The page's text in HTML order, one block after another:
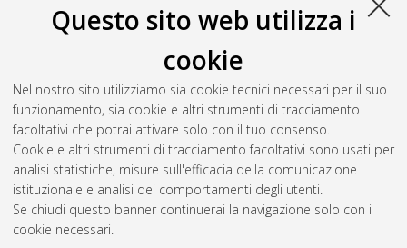
Questo sito web utilizza i
cookie
Nel nostro sito utilizziamo sia cookie tecnici necessari per il suo
funzionamento, sia cookie e altri strumenti di tracciamento
facoltativi che potrai attivare solo con il tuo consenso.
Cookie e altri strumenti di tracciamento facoltativi sono usati per
analisi statistiche, misure sull'efficacia della comunicazione
istituzionale e analisi dei comportamenti degli utenti.
Se chiudi questo banner continuerai la navigazione solo con i
cookie necessari.
Gestione del documento: